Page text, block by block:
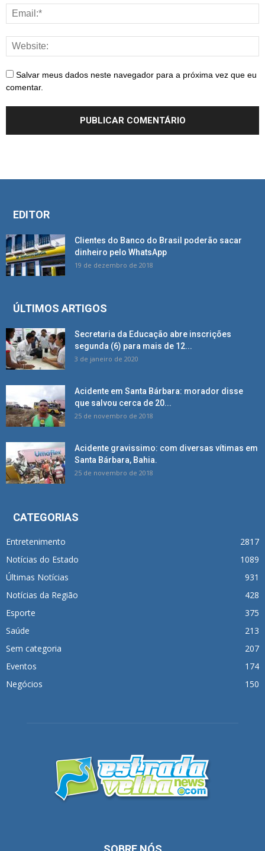
Salvar meus dados neste navegador para a próxima vez que eu
comentar.
EDITOR
Clientes do Banco do Brasil poderão sacar
dinheiro pelo WhatsApp
19 de dezembro de 2018
ÚLTIMOS ARTIGOS
Secretaria da Educação abre inscrições
segunda (6) para mais de 12...
3 de janeiro de 2020
Acidente em Santa Bárbara: morador disse
que salvou cerca de 20...
25 de novembro de 2018
Acidente gravissimo: com diversas vítimas em
Santa Bárbara, Bahia.
25 de novembro de 2018
CATEGORIAS
Entretenimento
2817
Notícias do Estado
1089
Últimas Notícias
931
Notícias da Região
428
Esporte
375
Saúde
213
Sem categoria
207
Eventos
174
Negócios
150